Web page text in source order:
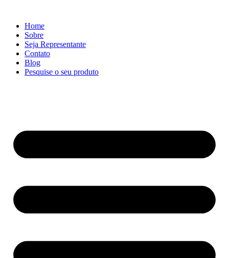
conteúdo
Home
Sobre
Seja Representante
Contato
Blog
Pesquise o seu produto